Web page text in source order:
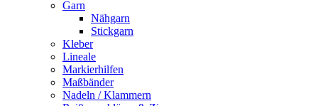
Garn
Nähgarn
Stickgarn
Kleber
Lineale
Markierhilfen
Maßbänder
Nadeln / Klammern